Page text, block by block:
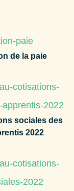
de la paie
sociales des
2022